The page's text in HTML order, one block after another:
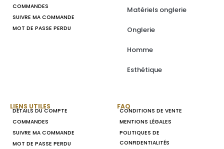
COMMANDES
SUIVRE MA COMMANDE
MOT DE PASSE PERDU
Matériels onglerie
Onglerie
Homme
Esthétique
LIENS UTILES
DÉTAILS DU COMPTE
COMMANDES
SUIVRE MA COMMANDE
MOT DE PASSE PERDU
FAQ
CONDITIONS DE VENTE
MENTIONS LÉGALES
POLITIQUES DE
CONFIDENTIALITÉS